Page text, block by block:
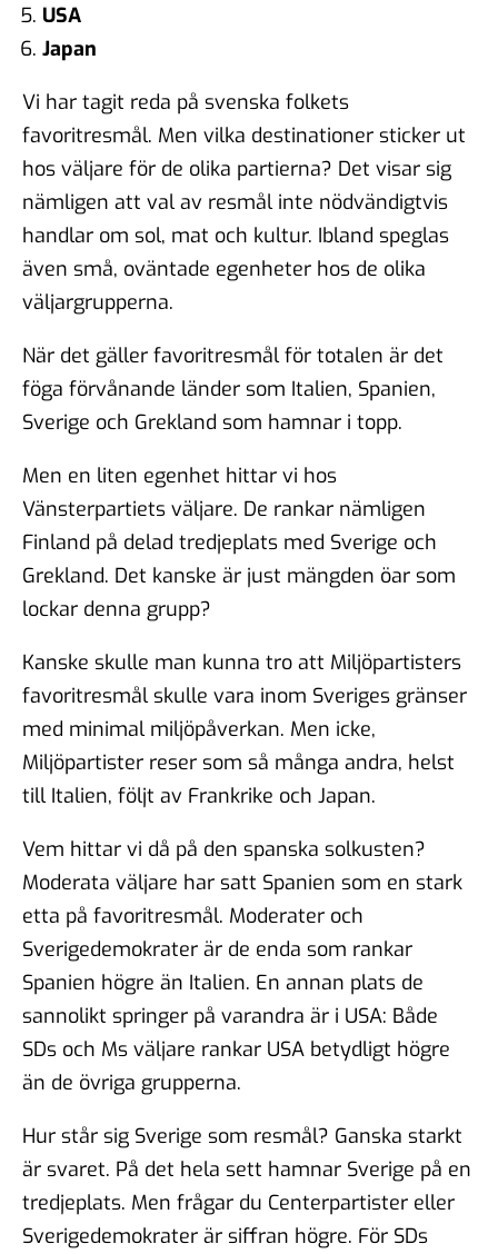
USA
Japan
Vi har tagit reda på svenska folkets
favoritresmål. Men vilka destinationer sticker ut
hos väljare för de olika partierna? Det visar sig
nämligen att val av resmål inte nödvändigtvis
handlar om sol, mat och kultur. Ibland speglas
även små, oväntade egenheter hos de olika
väljargrupperna.
När det gäller favoritresmål för totalen är det
föga förvånande länder som Italien, Spanien,
Sverige och Grekland som hamnar i topp.
Men en liten egenhet hittar vi hos
Vänsterpartiets väljare. De rankar nämligen
Finland på delad tredjeplats med Sverige och
Grekland. Det kanske är just mängden öar som
lockar denna grupp?
Kanske skulle man kunna tro att Miljöpartisters
favoritresmål skulle vara inom Sveriges gränser
med minimal miljöpåverkan. Men icke,
Miljöpartister reser som så många andra, helst
till Italien, följt av Frankrike och Japan.
Vem hittar vi då på den spanska solkusten?
Moderata väljare har satt Spanien som en stark
etta på favoritresmål. Moderater och
Sverigedemokrater är de enda som rankar
Spanien högre än Italien. En annan plats de
sannolikt springer på varandra är i USA: Både
SDs och Ms väljare rankar USA betydligt högre
än de övriga grupperna.
Hur står sig Sverige som resmål? Ganska starkt
är svaret. På det hela sett hamnar Sverige på en
tredjeplats. Men frågar du Centerpartister eller
Sverigedemokrater är siffran högre. För SDs